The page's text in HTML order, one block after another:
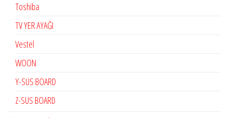
Toshiba
TV YER AYAĞI
Vestel
WOON
Y-SUS BOARD
Z-SUS BOARD